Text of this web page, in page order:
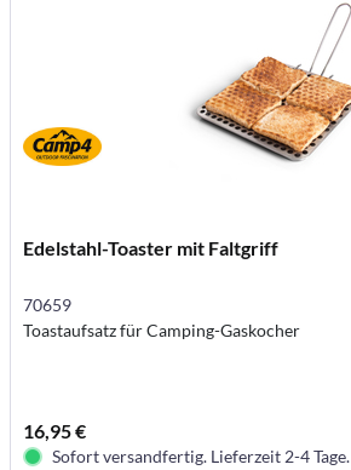
Edelstahl-Toaster mit Faltgriff
70659
Toastaufsatz für Camping-Gaskocher
16,95 €
Sofort versandfertig. Lieferzeit 2-4 Tage.